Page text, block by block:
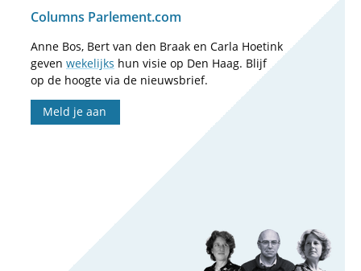
Columns Parlement.com
Anne Bos, Bert van den Braak en Carla Hoetink
geven wekelijks hun visie op Den Haag. Blijf
op de hoogte via de nieuwsbrief.
Meld je aan